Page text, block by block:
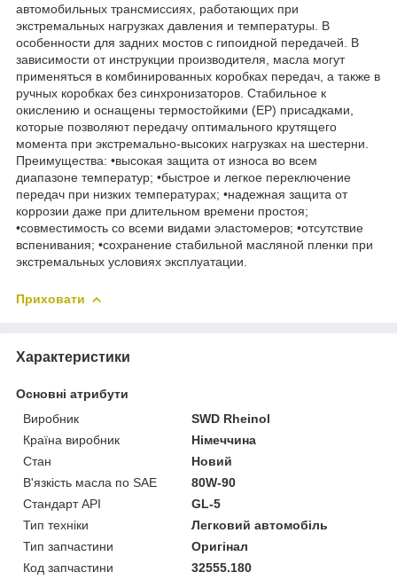
автомобильных трансмиссиях, работающих при
экстремальных нагрузках давления и температуры. В
особенности для задних мостов с гипоидной передачей. В
зависимости от инструкции производителя, масла могут
применяться в комбинированных коробках передач, а также в
ручных коробках без синхронизаторов. Стабильное к
окислению и оснащены термостойкими (EP) присадками,
которые позволяют передачу оптимального крутящего
момента при экстремально-высоких нагрузках на шестерни.
Преимущества: •высокая защита от износа во всем
диапазоне температур; •быстрое и легкое переключение
передач при низких температурах; •надежная защита от
коррозии даже при длительном времени простоя;
•совместимость со всеми видами эластомеров; •отсутствие
вспенивания; •сохранение стабильной масляной пленки при
экстремальных условиях эксплуатации.
Приховати
Характеристики
Основні атрибути
Виробник
SWD Rheinol
Країна виробник
Німеччина
Стан
Новий
В'язкість масла по SAE
80W-90
Стандарт API
GL-5
Тип техніки
Легковий автомобіль
Тип запчастини
Оригінал
Код запчастини
32555.180